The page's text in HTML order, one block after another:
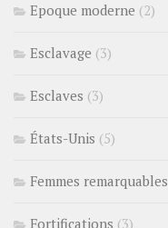
Epoque moderne (2)
Esclavage (3)
Esclaves (3)
États-Unis (5)
Femmes remarquables
Fortifications (3)